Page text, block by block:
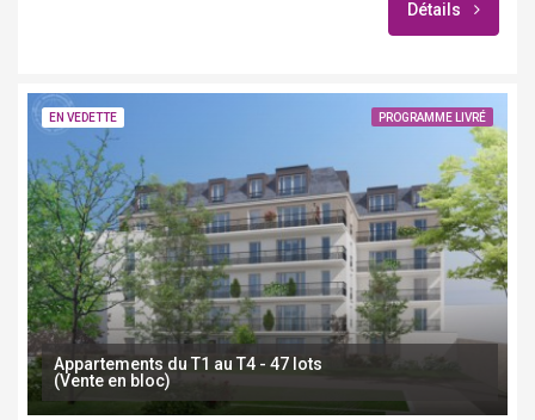
Détails
EN VEDETTE PROGRAMME LIVRÉ
Appartements du T1 au T4 - 47 lots
(Vente en bloc)